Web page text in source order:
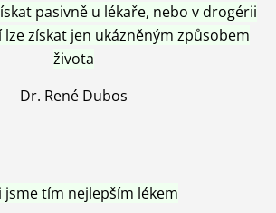
pasivně u lékaře, nebo v drogérii
získat jen ukázněným způsobem
života
Dr. René Dubos
jsme tím nejlepším lékem